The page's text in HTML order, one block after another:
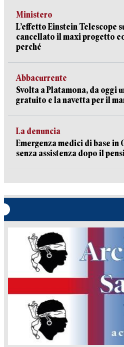
Ministero
L’effetto Einstein Telescope
cancellato il maxi progetto
perché
Abbacurrente
Svolta a Platamona, da oggi
gratuito e la navetta per il
La denuncia
Emergenza medici di base in
senza assistenza dopo il